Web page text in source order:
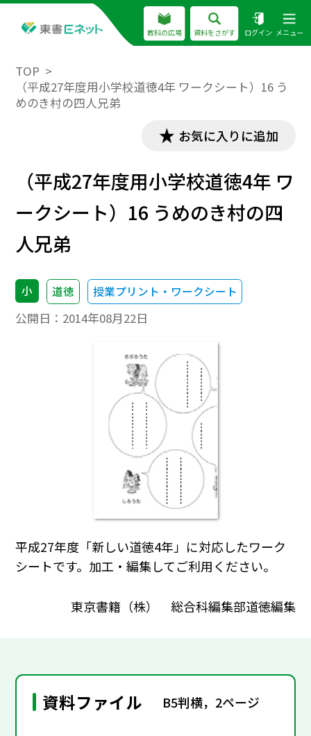
教科の広場 資料をさがす ログイン メニュー
TOP
（平成27年度用小学校道徳4年 ワークシート）16 う
めのき村の四人兄弟
お気に入りに追加
（平成27年度用小学校道徳4年 ワ
ークシート）16 うめのき村の四
人兄弟
小 道徳 授業プリント・ワークシート
公開日： 2014年08月22日
平成27年度「新しい道徳4年」に対応したワーク
シートです。加工・編集してご利用ください。
東京書籍（株） 総合科編集部道徳編集
資料ファイル B5判横，2ページ